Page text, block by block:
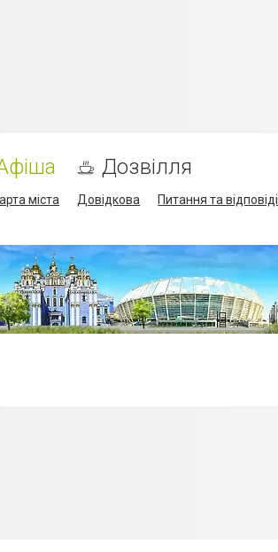
Дозвілля
міста Довідкова Питання та відповіді